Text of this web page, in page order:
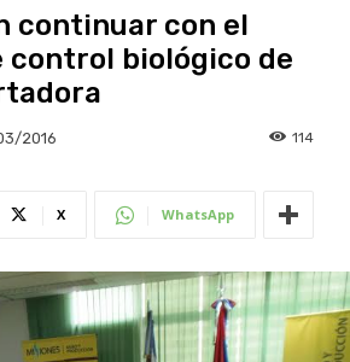
continuar con el
control biológico de
2016 114
X WhatsApp